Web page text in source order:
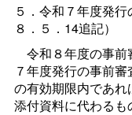
５．令和７年度発
８．５．14追記）
令和８年度の事前
７年度発行の事前
の有効期限内であ
添付資料に代わる